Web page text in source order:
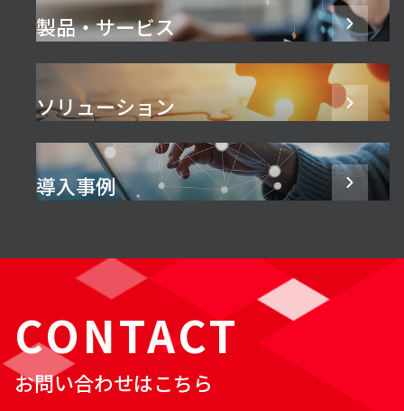
製品・サービス
ソリューション
導入事例
CONTACT
お問い合わせはこちら